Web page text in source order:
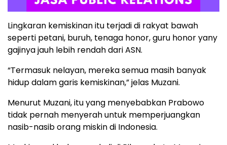
Lingkaran kemiskinan itu terjadi di rakyat bawah
seperti petani, buruh, tenaga honor, guru honor yany
gajinya jauh lebih rendah dari ASN.
“Termasuk nelayan, mereka semua masih banyak
hidup dalam garis kemiskinan,” jelas Muzani.
Menurut Muzani, itu yang menyebabkan Prabowo
tidak pernah menyerah untuk memperjuangkan
nasib-nasib orang miskin di Indonesia.